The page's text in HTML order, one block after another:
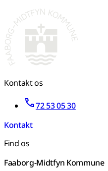
Kontakt os
72 53 05 30
Kontakt
Find os
Faaborg-Midtfyn Kommune